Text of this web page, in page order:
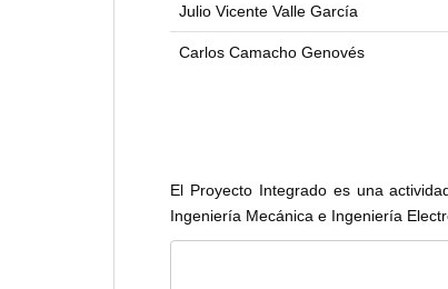
Julio Vicente Valle García
Carlos Camacho Genovés
El Proyecto Integrado es una
Ingeniería Mecánica e Ingeniería